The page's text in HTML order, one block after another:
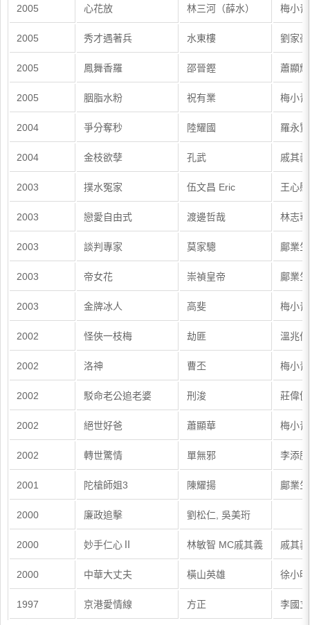
2005 心花放 林三河（薛水） 梅小青
2005 秀才遇著兵 水東樓 劉家豪
2005 鳳舞香羅 邵晉鏗 蕭顯輝
2005 胭脂水粉 祝有業 梅小青
2004 爭分奪秒 陸耀國 羅永賢
2004 金枝欲孽 孔武 戚其義
2003 撲水冤家 伍文昌 Eric 王心慰
2003 戀愛自由式 渡邊哲哉 林志華
2003 談判專家 莫家驄 鄺業生
2003 帝女花 崇禎皇帝 鄺業生
2003 金牌冰人 高斐 梅小青
2002 怪俠一枝梅 劫匪 溫兆
2002 洛神 曹丕 梅小青
2002 駁命老公追老婆 刑浚 莊偉健
2002 絕世好爸 蕭顯華 梅小青
2002 轉世驚情 單無邪 李添勝
2001 陀槍師姐3 陳耀揚 鄺業生
2000 廉政追擊 劉松仁, 吳美珩
2000 妙手仁心Ⅱ 林敏智 MC戚其義 戚其義
2000 中華大丈夫 橫山英雄 徐小明
1997 京港愛情線 方正 李國立